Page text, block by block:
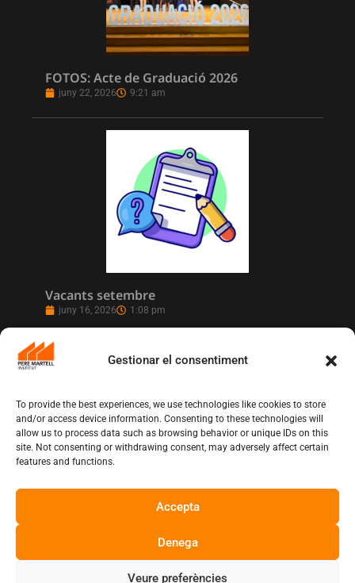
Gestionar el consentiment
To provide the best experiences, we use technologies like cookies to store
and/or access device information. Consenting to these technologies will
allow us to process data such as browsing behavior or unique IDs on this
site. Not consenting or withdrawing consent, may adversely affect certain
features and functions.
Accepta
Denega
Veure preferències
FOTOS: Acte de Graduació 2026
juny 22, 2026 9:21 am
Vacants setembre
juny 16, 2026 1:08 pm
L’Institut Pere Martell executa un projecte
10:13 am